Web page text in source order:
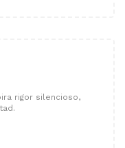
rigor silencioso,